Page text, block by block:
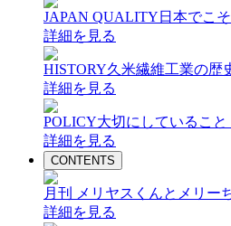
JAPAN QUALITY 日本でこ
詳細を見る
HISTORY久米繊維工業の歴
詳細を見る
POLICY大切にしているこ
詳細を見る
CONTENTS
月刊 メリヤスくんとメリー
詳細を見る